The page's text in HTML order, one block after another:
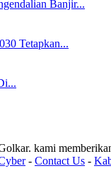
Banjir...
Tetapkan...
kami
- Contact Us -